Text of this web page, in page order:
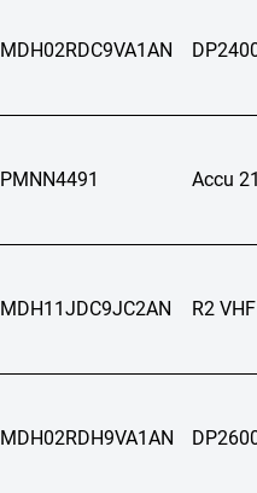
MDH02RDC9VA1AN
PMNN4491 Accu
MDH11JDC9JC2AN R2
MDH02RDH9VA1AN